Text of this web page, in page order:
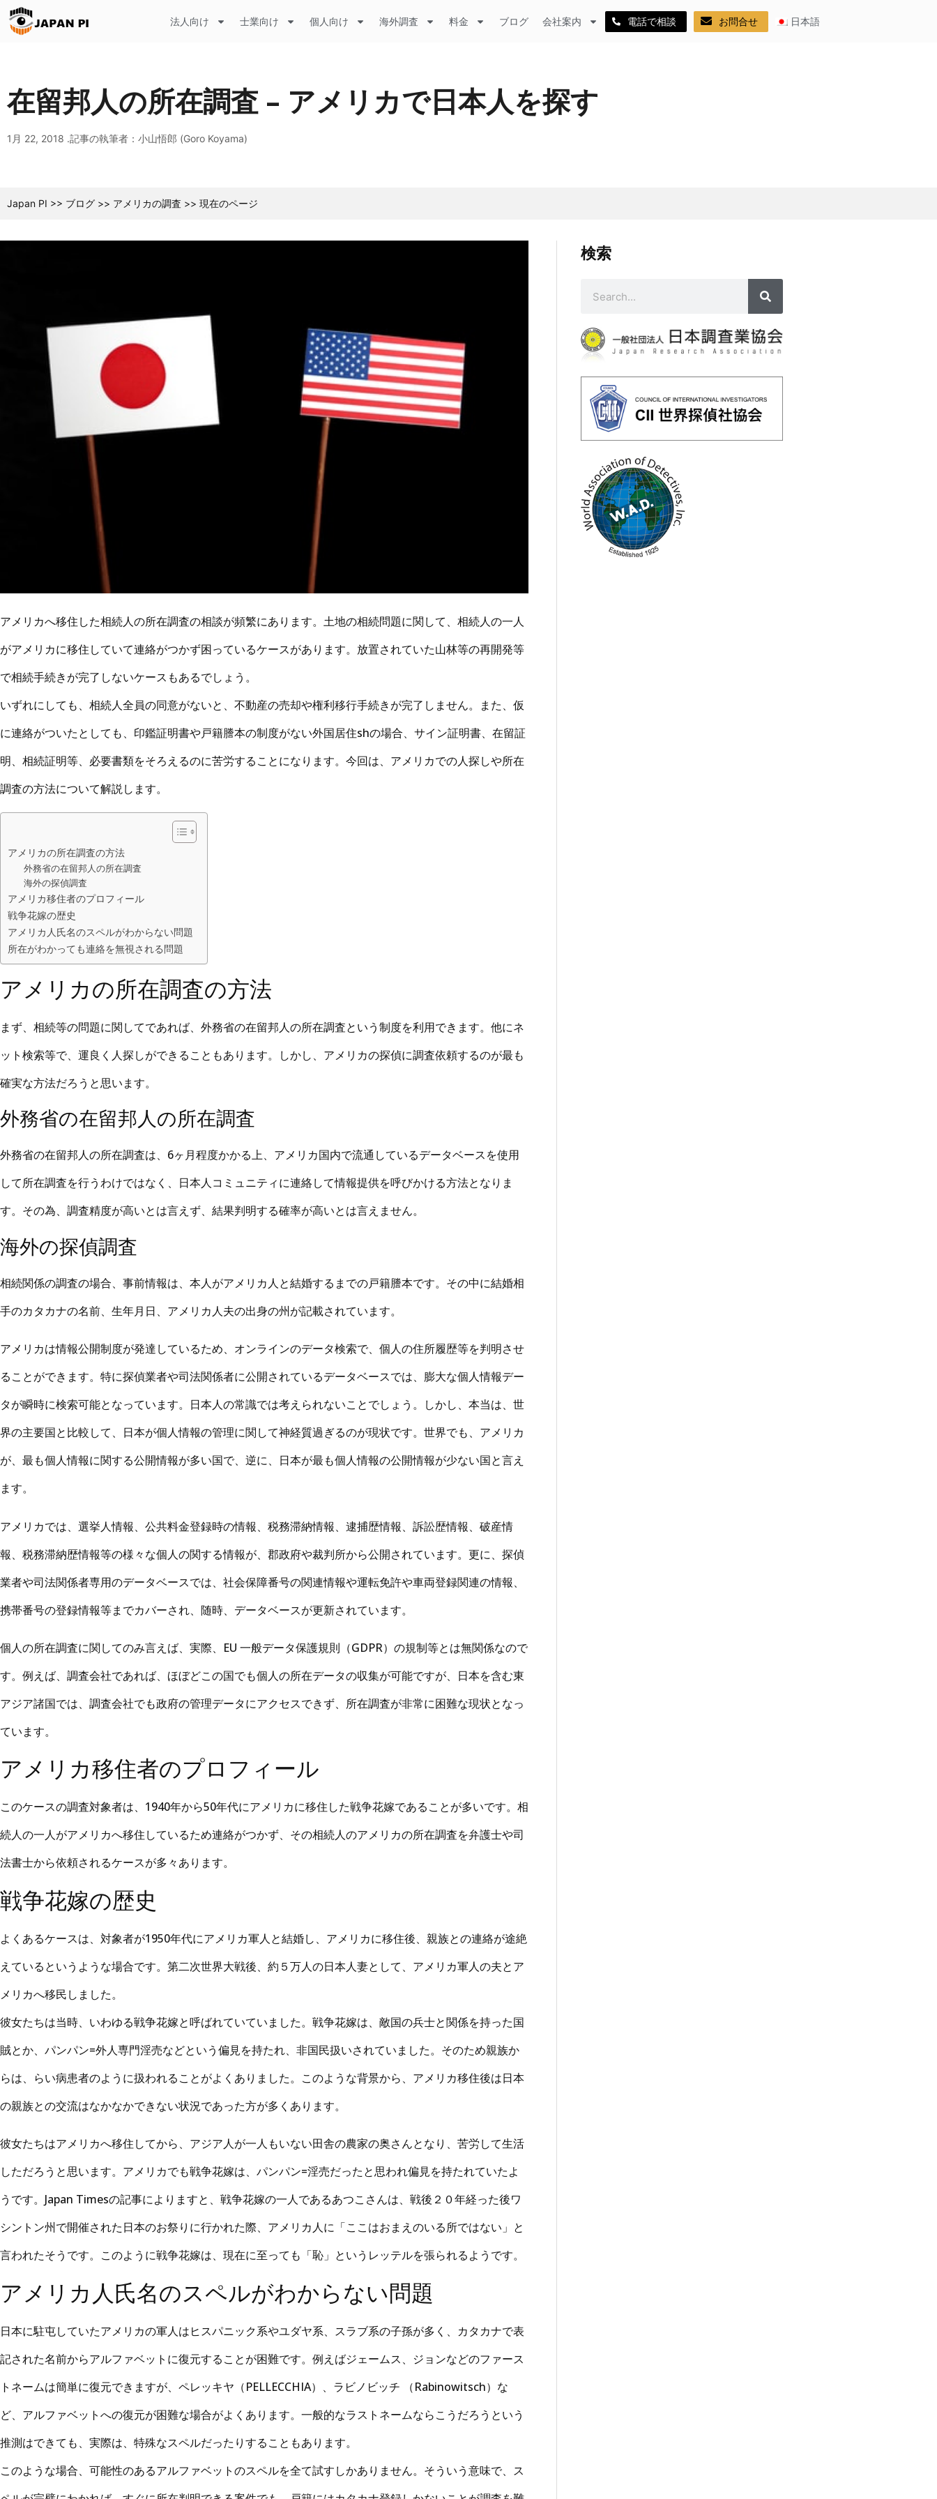
法人向け 士業向け 個人向け 海外調査 料金 ブログ 会社案内 電話で相談 お問合せ 日本語
在留邦人の所在調査 – アメリカで日本人を探す
1月 22, 2018 .記事の執筆者：小山悟郎 (Goro Koyama)
Japan PI >> ブログ >> アメリカの調査 >> 現在のページ
アメリカへ移住した相続人の所在調査の相談が頻繁にあります。土地の相続問題に関して、相続人の一人
がアメリカに移住していて連絡がつかず困っているケースがあります。放置されていた山林等の再開発等
で相続手続きが完了しないケースもあるでしょう。
いずれにしても、相続人全員の同意がないと、不動産の売却や権利移行手続きが完了しません。また、仮
に連絡がついたとしても、印鑑証明書や戸籍謄本の制度がない外国居住shの場合、サイン証明書、在留証
明、相続証明等、必要書類をそろえるのに苦労することになります。今回は、アメリカでの人探しや所在
調査の方法について解説します。
アメリカの所在調査の方法
外務省の在留邦人の所在調査
海外の探偵調査
アメリカ移住者のプロフィール
戦争花嫁の歴史
アメリカ人氏名のスペルがわからない問題
所在がわかっても連絡を無視される問題
アメリカの所在調査の方法
まず、相続等の問題に関してであれば、外務省の在留邦人の所在調査という制度を利用できます。他にネ
ット検索等で、運良く人探しができることもあります。しかし、アメリカの探偵に調査依頼するのが最も
確実な方法だろうと思います。
外務省の在留邦人の所在調査
外務省の在留邦人の所在調査は、6ヶ月程度かかる上、アメリカ国内で流通しているデータベースを使用
して所在調査を行うわけではなく、日本人コミュニティに連絡して情報提供を呼びかける方法となりま
す。その為、調査精度が高いとは言えず、結果判明する確率が高いとは言えません。
海外の探偵調査
相続関係の調査の場合、事前情報は、本人がアメリカ人と結婚するまでの戸籍謄本です。その中に結婚相
手のカタカナの名前、生年月日、アメリカ人夫の出身の州が記載されています。
アメリカは情報公開制度が発達しているため、オンラインのデータ検索で、個人の住所履歴等を判明させ
ることができます。特に探偵業者や司法関係者に公開されているデータベースでは、膨大な個人情報デー
タが瞬時に検索可能となっています。日本人の常識では考えられないことでしょう。しかし、本当は、世
界の主要国と比較して、日本が個人情報の管理に関して神経質過ぎるのが現状です。世界でも、アメリカ
が、最も個人情報に関する公開情報が多い国で、逆に、日本が最も個人情報の公開情報が少ない国と言え
ます。
アメリカでは、選挙人情報、公共料金登録時の情報、税務滞納情報、逮捕歴情報、訴訟歴情報、破産情
報、税務滞納歴情報等の様々な個人の関する情報が、郡政府や裁判所から公開されています。更に、探偵
業者や司法関係者専用のデータベースでは、社会保障番号の関連情報や運転免許や車両登録関連の情報、
携帯番号の登録情報等までカバーされ、随時、データベースが更新されています。
個人の所在調査に関してのみ言えば、実際、EU 一般データ保護規則（GDPR）の規制等とは無関係なので
す。例えば、調査会社であれば、ほぼどこの国でも個人の所在データの収集が可能ですが、日本を含む東
アジア諸国では、調査会社でも政府の管理データにアクセスできず、所在調査が非常に困難な現状となっ
ています。
アメリカ移住者のプロフィール
このケースの調査対象者は、1940年から50年代にアメリカに移住した戦争花嫁であることが多いです。相
続人の一人がアメリカへ移住しているため連絡がつかず、その相続人のアメリカの所在調査を弁護士や司
法書士から依頼されるケースが多々あります。
戦争花嫁の歴史
よくあるケースは、対象者が1950年代にアメリカ軍人と結婚し、アメリカに移住後、親族との連絡が途絶
えているというような場合です。第二次世界大戦後、約５万人の日本人妻として、アメリカ軍人の夫とア
メリカへ移民しました。
彼女たちは当時、いわゆる戦争花嫁と呼ばれていていました。戦争花嫁は、敵国の兵士と関係を持った国
賊とか、パンパン=外人専門淫売などという偏見を持たれ、非国民扱いされていました。そのため親族か
らは、らい病患者のように扱われることがよくありました。このような背景から、アメリカ移住後は日本
の親族との交流はなかなかできない状況であった方が多くあります。
彼女たちはアメリカへ移住してから、アジア人が一人もいない田舎の農家の奥さんとなり、苦労して生活
しただろうと思います。アメリカでも戦争花嫁は、パンパン=淫売だったと思われ偏見を持たれていたよ
うです。Japan Timesの記事によりますと、戦争花嫁の一人であるあつこさんは、戦後２０年経った後ワ
シントン州で開催された日本のお祭りに行かれた際、アメリカ人に「ここはおまえのいる所ではない」と
言われたそうです。このように戦争花嫁は、現在に至っても「恥」というレッテルを張られるようです。
アメリカ人氏名のスペルがわからない問題
日本に駐屯していたアメリカの軍人はヒスパニック系やユダヤ系、スラブ系の子孫が多く、カタカナで表
記された名前からアルファベットに復元することが困難です。例えばジェームス、ジョンなどのファース
トネームは簡単に復元できますが、ペレッキヤ（PELLECCHIA）、ラビノビッチ （Rabinowitsch）な
ど、アルファベットへの復元が困難な場合がよくあります。一般的なラストネームならこうだろうという
推測はできても、実際は、特殊なスペルだったりすることもあります。
このような場合、可能性のあるアルファベットのスペルを全て試すしかありません。そういう意味で、ス
検索